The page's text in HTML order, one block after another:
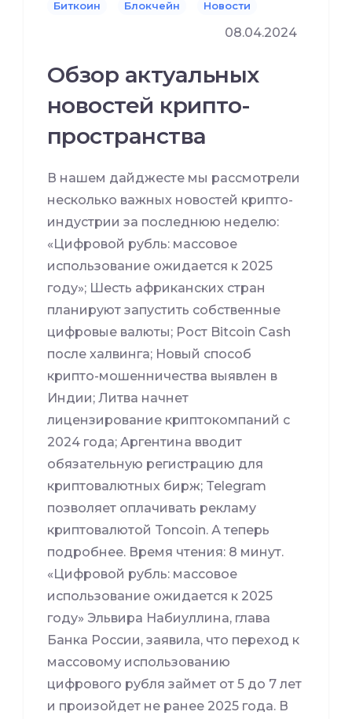
Биткоин Блокчейн Новости
08.04.2024
Обзор актуальных
новостей крипто-
пространства
В нашем дайджесте мы рассмотрели
несколько важных новостей крипто-
индустрии за последнюю неделю:
«Цифровой рубль: массовое
использование ожидается к 2025
году»; Шесть африканских стран
планируют запустить собственные
цифровые валюты; Рост Bitcoin Cash
после халвинга; Новый способ
крипто-мошенничества выявлен в
Индии; Литва начнет
лицензирование криптокомпаний с
2024 года; Аргентина вводит
обязательную регистрацию для
криптовалютных бирж; Telegram
позволяет оплачивать рекламу
криптовалютой Toncoin. А теперь
подробнее. Время чтения: 8 минут.
«Цифровой рубль: массовое
использование ожидается к 2025
году» Эльвира Набиуллина, глава
Банка России, заявила, что переход к
массовому использованию
цифрового рубля займет от 5 до 7 лет
и произойдет не ранее 2025 года. В